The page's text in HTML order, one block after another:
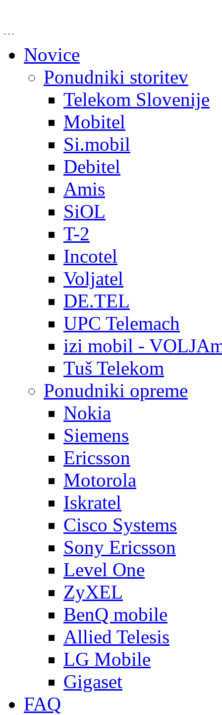
Novice
Ponudniki storitev
Telekom Slovenije
Mobitel
Si.mobil
Debitel
Amis
SiOL
T-2
Incotel
Voljatel
DE.TEL
UPC Telemach
izi mobil -
Tuš Telekom
Ponudniki opreme
Nokia
Siemens
Ericsson
Motorola
Iskratel
Cisco Systems
Sony Ericsson
Level One
ZyXEL
BenQ mobile
Allied Telesis
LG Mobile
Gigaset
FAQ